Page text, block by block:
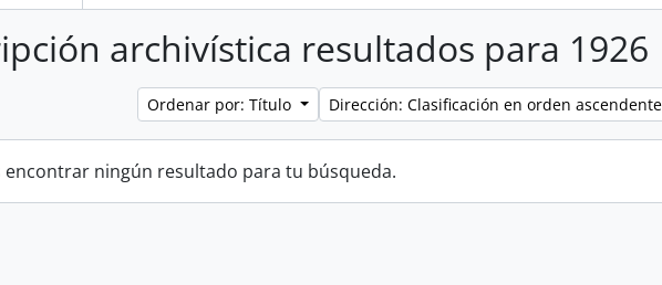
archivística resultados para 1926
Ordenar por: Título Dirección: Clasificación en orden ascendente
encontrar ningún resultado para tu búsqueda.